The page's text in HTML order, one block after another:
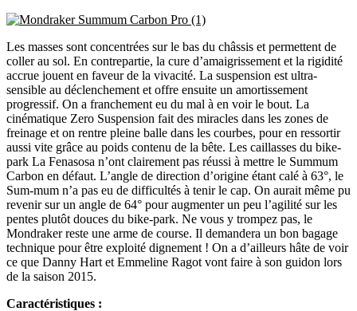
Les masses sont concentrées sur le bas du châssis et permettent de
coller au sol. En contrepartie, la cure d’amaigrissement et la rigidité
accrue jouent en faveur de la vivacité. La suspension est ultra-
sensible au déclenchement et offre ensuite un amortissement
progressif. On a franchement eu du mal à en voir le bout. La
cinématique Zero Suspension fait des miracles dans les zones de
freinage et on rentre pleine balle dans les courbes, pour en ressortir
aussi vite grâce au poids contenu de la bête. Les caillasses du bike-
park La Fenasosa n’ont clairement pas réussi à mettre le Summum
Carbon en défaut. L’angle de direction d’origine étant calé à 63°, le
Sum-mum n’a pas eu de difficultés à tenir le cap. On aurait même pu
revenir sur un angle de 64° pour augmenter un peu l’agilité sur les
pentes plutôt douces du bike-park. Ne vous y trompez pas, le
Mondraker reste une arme de course. Il demandera un bon bagage
technique pour être exploité dignement ! On a d’ailleurs hâte de voir
ce que Danny Hart et Emmeline Ragot vont faire à son guidon lors
de la saison 2015.
Caractéristiques :